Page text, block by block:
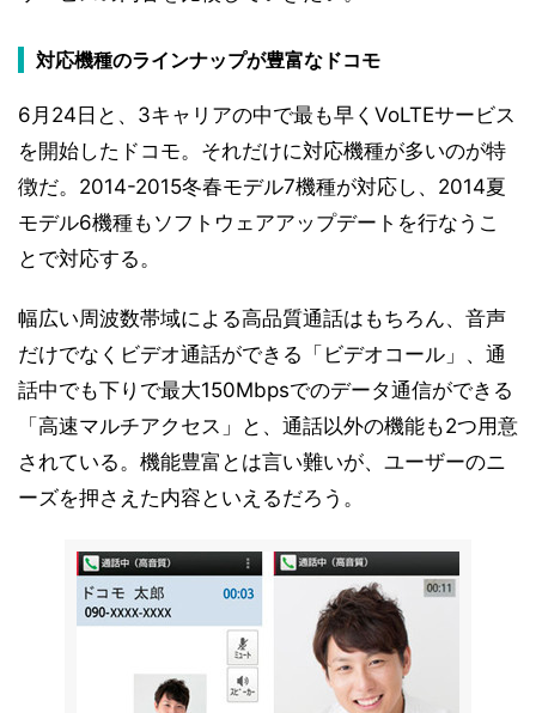
対応機種のラインナップが豊富なドコモ
6月24日と、3キャリアの中で最も早くVoLTEサービス
を開始したドコモ。それだけに対応機種が多いのが特
徴だ。2014-2015冬春モデル7機種が対応し、2014夏
モデル6機種もソフトウェアアップデートを行なうこ
とで対応する。
幅広い周波数帯域による高品質通話はもちろん、音声
だけでなくビデオ通話ができる「ビデオコール」、通
話中でも下りで最大150Mbpsでのデータ通信ができる
「高速マルチアクセス」と、通話以外の機能も2つ用意
されている。機能豊富とは言い難いが、ユーザーのニ
ーズを押さえた内容といえるだろう。